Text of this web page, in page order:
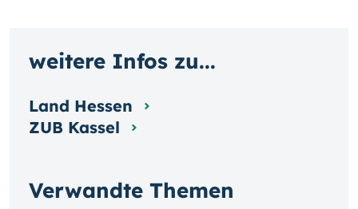
Verwandte Themen
weitere Infos zu...
Land Hessen
ZUB Kassel